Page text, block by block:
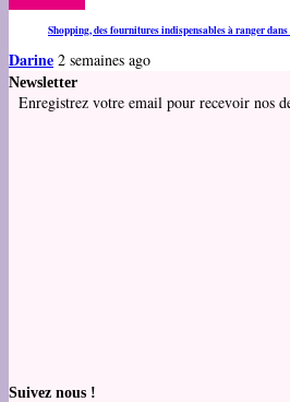
Shopping, des fournitures indispensables à ranger dans
Darine 2 semaines ago
Newsletter
Enregistrez votre email pour recevoir nos
Suivez nous !